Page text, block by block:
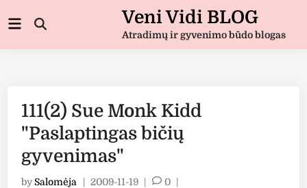
to
Veni Vidi BLOG
Atradimų ir gyvenimo būdo blogas
Open
Main
111(2) Sue Monk Kidd
"Paslaptingas bičių
gyvenimas"
bySalomėja 2009-11-19 0